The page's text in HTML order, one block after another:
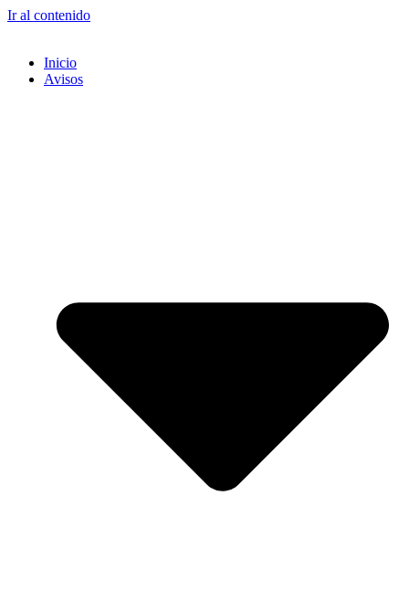
Ir al contenido
Inicio
Avisos